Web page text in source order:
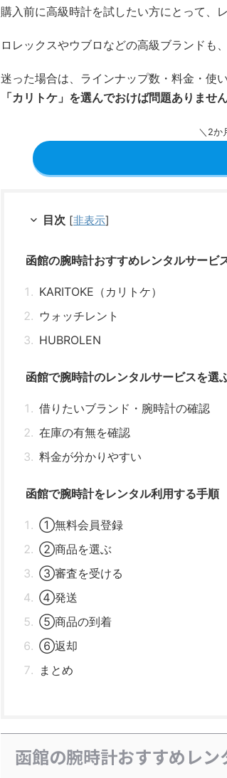
購入前に高級時計を試したい方にとって、
ロレックスやウブロなどの高級ブランドも
迷った場合は、ラインナップ数・料金・使
「カリトケ」を選んでおけば問題ありません
＼2か
目次 [非表示]
函館の腕時計おすすめレンタルサービ
KARITOKE（カリトケ）
ウォッチレント
HUBROLEN
函館で腕時計のレンタルサービスを選
借りたいブランド・腕時計の確認
在庫の有無を確認
料金が分かりやすい
函館で腕時計をレンタル利用する手順
①無料会員登録
②商品を選ぶ
③審査を受ける
④発送
⑤商品の到着
⑥返却
まとめ
函館の腕時計おすすめレ